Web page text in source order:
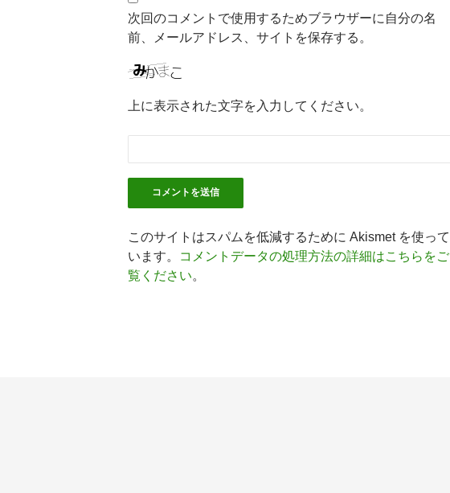
次回のコメントで使用するためブラウザーに自分の名
前、メールアドレス、サイトを保存する。
上に表示された文字を入力してください。
このサイトはスパムを低減するために Akismet を使って
います。
コメントデータの処理方法の詳細はこちらをご
覧ください。